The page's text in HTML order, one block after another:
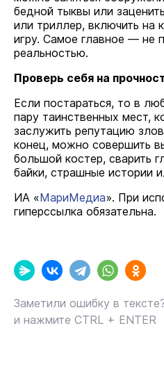
бедной тыквы или
или триллер, включить на
игру. Самое главное — не
реальностью.
Проверь себя на
Если постараться, то в
пару таинственных мест,
заслужить репутацию
конец, можно совершить
большой костер, сварить
байки, страшные истории
ИА «МариМедиа». При
гиперссылка обязательна.
Заметили ошибку в
и нажмите CTRL + ENTER